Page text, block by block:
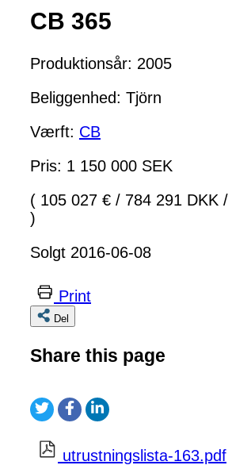
CB 365
Produktionsår: 2005
Beliggenhed: Tjörn
Værft: CB
Pris: 1 150 000 SEK
( 105 027 € / 784 291 DKK /
)
Solgt 2016-06-08
Print
Del
Share this page
utrustningslista-163.pdf